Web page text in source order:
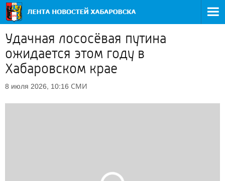
Удачная лососёвая путина
ожидается этом году в
Хабаровском крае
8 июля 2026, 10:16 СМИ